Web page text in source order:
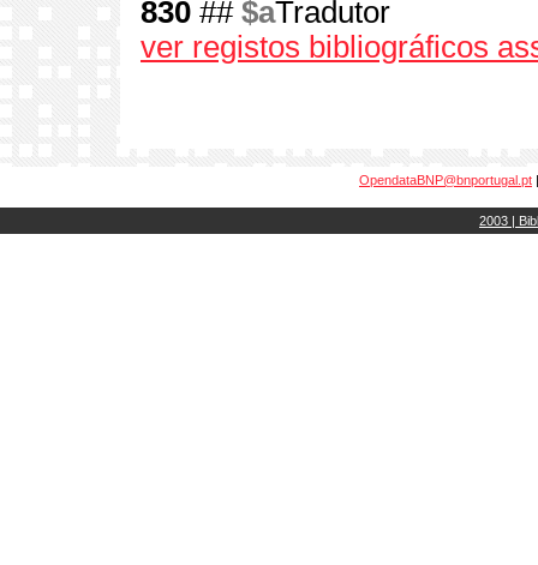
830 ## $aTradutor
ver registos bibliográficos
OpendataBNP@bnportugal.pt
2003 |